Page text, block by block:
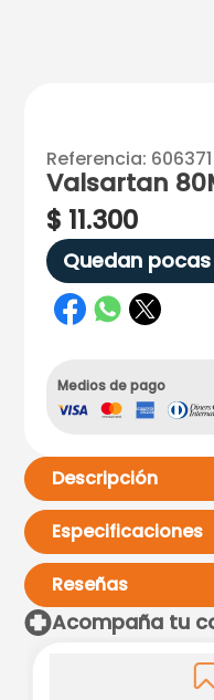
Referencia: 606371
Valsartan
$ 11.300
Quedan
Medios de pago
Descripción
Especificaciones
Reseñas
Por
Acompaña tu